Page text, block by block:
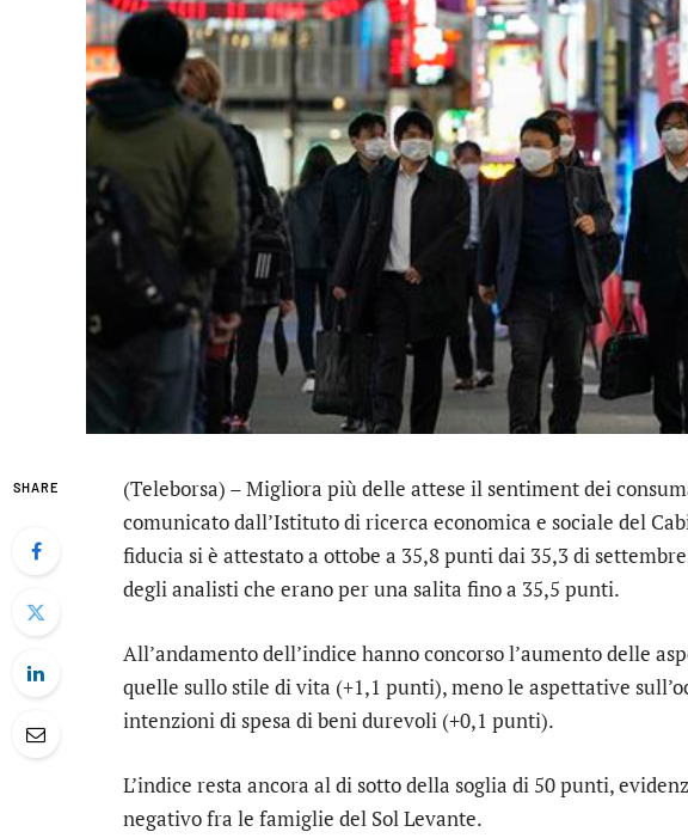
SHARE
(Teleborsa) – Migliora più delle attese il sentiment dei
comunicato dall’Istituto di ricerca economica e sociale del
fiducia si è attestato a ottobe a 35,8 punti dai 35,3 di
degli analisti che erano per una salita fino a 35,5 punti.
All’andamento dell’indice hanno concorso l’aumento delle
quelle sullo stile di vita (+1,1 punti), meno le aspettative
intenzioni di spesa di beni durevoli (+0,1 punti).
L’indice resta ancora al di sotto della soglia di 50 punti,
negativo fra le famiglie del Sol Levante.